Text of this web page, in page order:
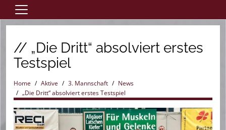
Aktive
Jugend
Saisonheft
Verein
Förderverein
// „Die Dritt“ absolviert erstes
Testspiel
Home Aktive 3. Mannschaft
News
„Die Dritt“ absolviert erstes Testspiel